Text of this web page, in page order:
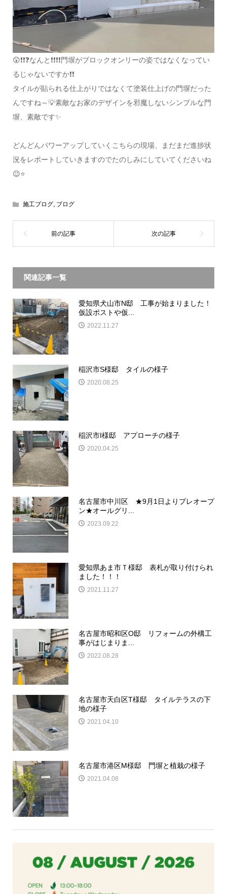
😲❗❗❓なんと❗❗❗❗門塀がブロックオンリーの姿ではなくなってい
るじゃないですか❗❗
タイルが貼られる仕上がりではなくて塗装仕上げの門塀だった
んですね～💡素敵なお家のデザインを邪魔しないシンプルな門
塀、素敵です✨
どんどんパワーアップしていくこちらの現場、まだまだ進捗状
況をレポートしていきますのでたのしみにしていてくださいね
😉⭐
施工ブログ, ブログ
関連記事一覧
愛知県犬山市N邸 工事が始まりました！
仮設ポストや仮...
2022.11.27
稲沢市S様邸 タイルの様子
2020.08.25
稲沢市I様邸 アプローチの様子
2020.04.25
名古屋市中川区 ★9月1日よりプレオープ
ン★オールグリ...
2023.09.22
愛知県あま市Ｔ様邸 表札が取り付けられ
ました！！！
2021.11.27
名古屋市昭和区O邸 リフォームの外構工
事がはじまりま...
2022.08.28
名古屋市天白区T様邸 タイルテラスの下
地の様子
2021.04.10
名古屋市港区M様邸 門塀と植栽の様子
2021.04.08